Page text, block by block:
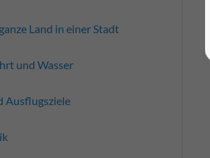
Land in einer Stadt
und Wasser
Ausflugsziele